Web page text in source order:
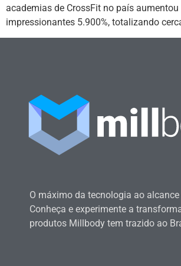
academias de CrossFit no país aumentou
impressionantes 5.900%, totalizando
O máximo da tecnologia ao
Conheça e experimente a
produtos Millbody tem trazido ao